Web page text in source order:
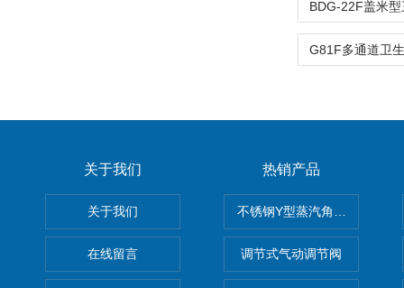
关于我们
关于我们
在线留言
热销产品
不锈钢Y型蒸汽角座阀
调节式气动调节阀